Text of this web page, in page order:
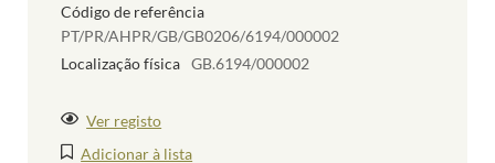
Código de referência
PT/PR/AHPR/GB/GB0206/6194/000002
Localização física GB.6194/000002
Ver registo
Adicionar à lista